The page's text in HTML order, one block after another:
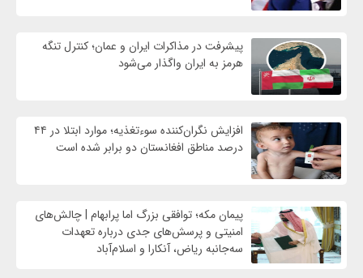
پیشرفت در مذاکرات ایران و عمان؛ کنترل تنگه
هرمز به ایران واگذار می‌شود
افزایش نگران‌کننده سوءتغذیه؛ موارد ابتلا در ۴۴
درصد مناطق افغانستان دو برابر شده است
پیمان مکه؛ توافقی بزرگ اما پرابهام | چالش‌های
امنیتی و پرسش‌های جدی درباره تعهدات
سه‌جانبه ریاض، آنکارا و اسلام‌آباد